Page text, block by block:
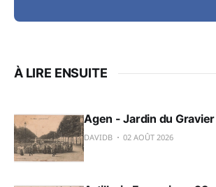
À LIRE ENSUITE
Agen - Jardin du Gravier
DAVIDB 02 AOÛT 2026